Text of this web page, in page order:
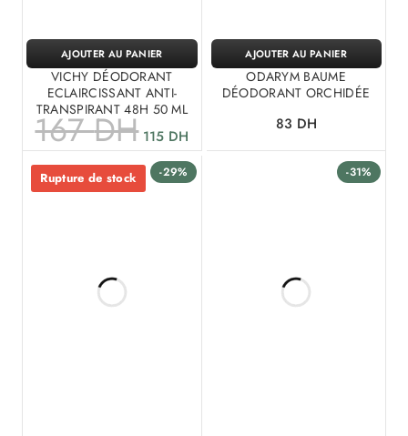
VICHY DÉODORANT
ECLAIRCISSANT ANTI-
TRANSPIRANT 48H 50 ML
167DH 115 DH
AJOUTER AU PANIER
ODARYM BAUME
DÉODORANT ORCHIDÉE
83 DH
AJOUTER AU PANIER
-29%
Rupture de stock -31%